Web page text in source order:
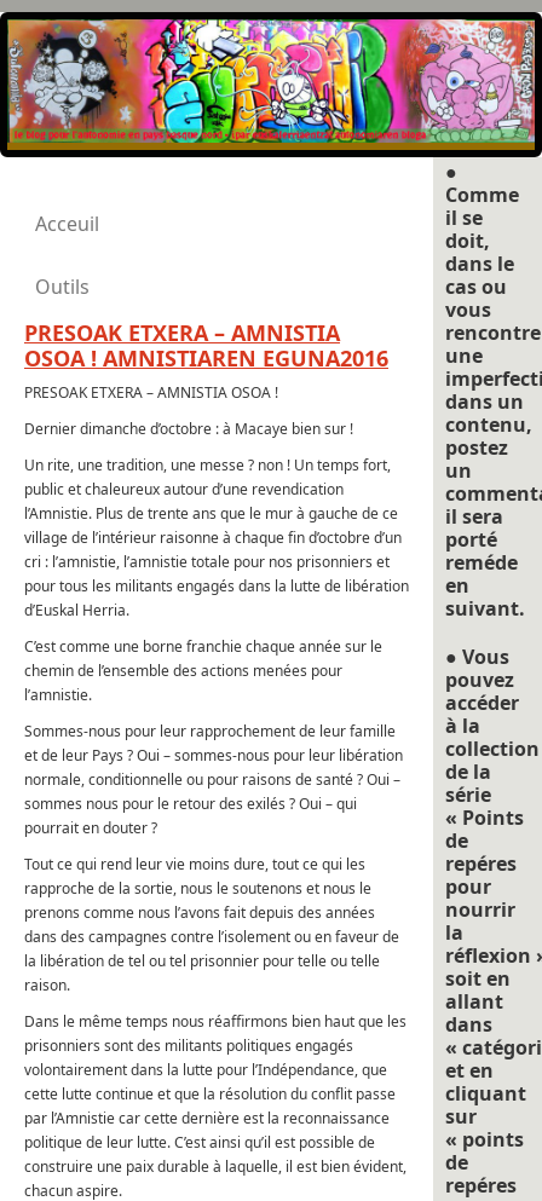
Acceuil
Outils
PRESOAK ETXERA – AMNISTIA
OSOA ! AMNISTIAREN EGUNA2016
PRESOAK ETXERA – AMNISTIA OSOA !
Dernier dimanche d’octobre : à Macaye bien sur !
Un rite, une tradition, une messe ? non ! Un temps fort,
public et chaleureux autour d’une revendication
l’Amnistie. Plus de trente ans que le mur à gauche de ce
village de l’intérieur raisonne à chaque fin d’octobre d’un
cri : l’amnistie, l’amnistie totale pour nos prisonniers et
pour tous les militants engagés dans la lutte de libération
d’Euskal Herria.
C’est comme une borne franchie chaque année sur le
chemin de l’ensemble des actions menées pour
l’amnistie.
Sommes-nous pour leur rapprochement de leur famille
et de leur Pays ? Oui – sommes-nous pour leur libération
normale, conditionnelle ou pour raisons de santé ? Oui –
sommes nous pour le retour des exilés ? Oui – qui
pourrait en douter ?
Tout ce qui rend leur vie moins dure, tout ce qui les
rapproche de la sortie, nous le soutenons et nous le
prenons comme nous l’avons fait depuis des années
dans des campagnes contre l’isolement ou en faveur de
la libération de tel ou tel prisonnier pour telle ou telle
raison.
Dans le même temps nous réaffirmons bien haut que les
prisonniers sont des militants politiques engagés
volontairement dans la lutte pour l’Indépendance, que
cette lutte continue et que la résolution du conflit passe
par l’Amnistie car cette dernière est la reconnaissance
politique de leur lutte. C’est ainsi qu’il est possible de
construire une paix durable à laquelle, il est bien évident,
chacun aspire.
●
Comme
il se
doit,
dans le
cas ou
vous
une
dans un
contenu,
postez
un
il sera
porté
reméde
en
suivant.
● Vous
pouvez
accéder
à la
collection
de la
série
« Points
de
repéres
pour
nourrir
la
réflexion
soit en
allant
dans
«
et en
cliquant
sur
« points
de
repéres